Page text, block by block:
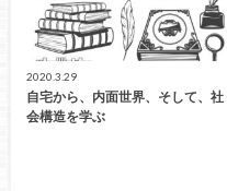
2020.3.29
自宅から、内面世界、そして、社
会構造を学ぶ